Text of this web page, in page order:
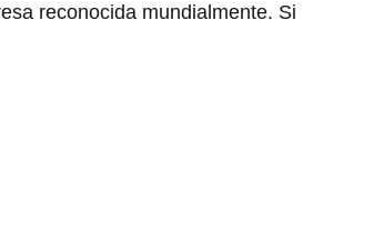
reconocida mundialmente. Si